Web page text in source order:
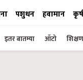
पशुधन हवामान
इतर बातम्या ऑटो शिक्षण